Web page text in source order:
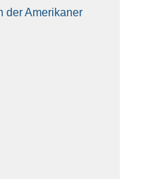
der Ame­ri­ka­ner